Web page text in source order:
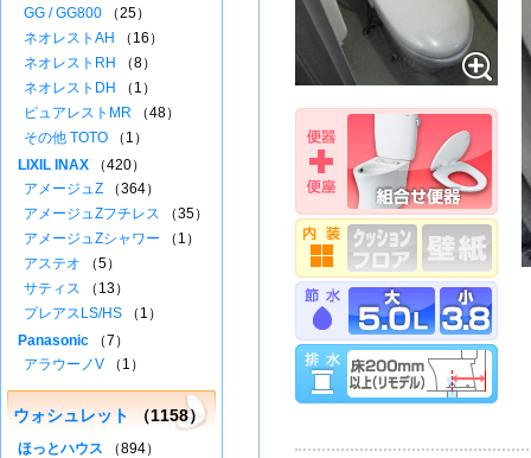
GG / GG800 （25）
ネオレストAH
（16）
ネオレストRH
（8）
ネオレストDH
（1）
ピュアレストMR （48）
その他 TOTO （1）
LIXIL INAX （420）
アメージュZ （364）
アメージュZフチレス （35）
アメージュZシャワー （1）
アステオ （5）
サティス （13）
プレアスLS/HS （1）
Panasonic （7）
アラウーノV （1）
ウォシュレット （1158）
ほっとハウス （894）